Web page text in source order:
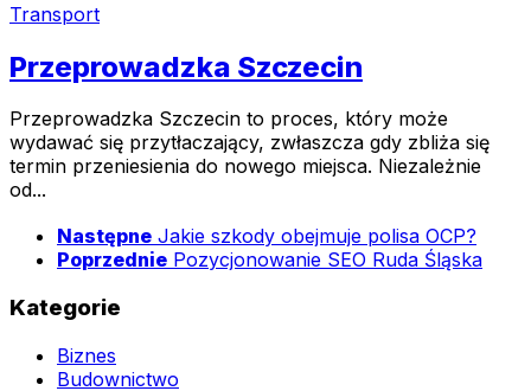
Transport
Przeprowadzka Szczecin
Przeprowadzka Szczecin to proces, który może
wydawać się przytłaczający, zwłaszcza gdy zbliża się
termin przeniesienia do nowego miejsca. Niezależnie
od...
Następne Jakie szkody obejmuje polisa OCP?
Poprzednie Pozycjonowanie SEO Ruda Śląska
Kategorie
Biznes
Budownictwo